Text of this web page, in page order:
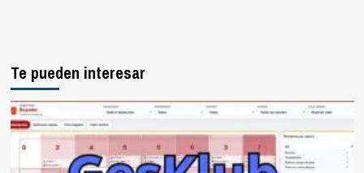
Te pueden interesar